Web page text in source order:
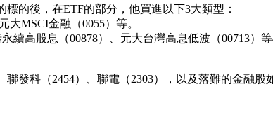
的後，在ETF的部分，他買進以下3大類型：
大MSCI金融（0055）等。
續高股息（00878）、元大台灣高息低波（00713）等
發科（2454）、聯電（2303），以及落難的金融股